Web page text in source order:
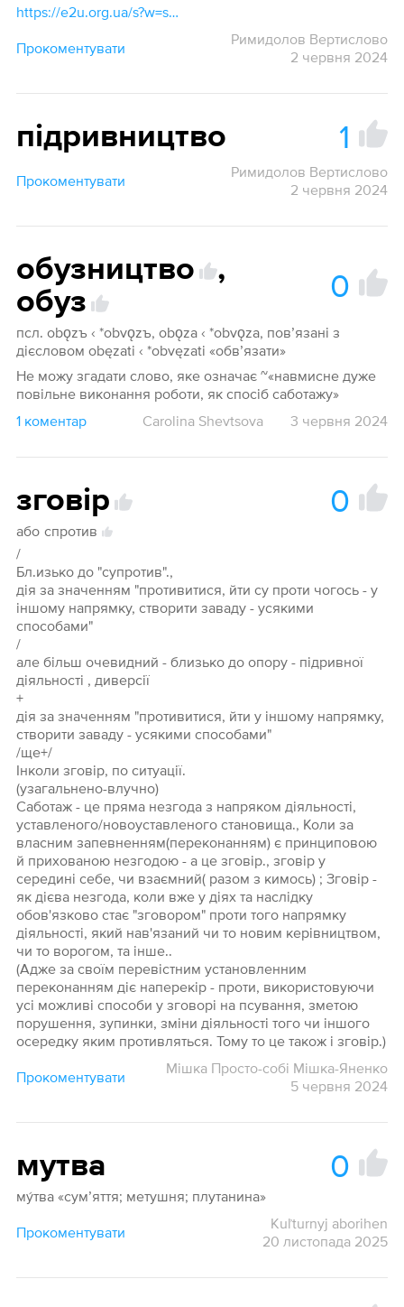
https://e2u.org.ua/s?w=sabotage &dicts=all&highlight=on&filter_lines=on
Прокоментувати
Римидолов Вертислово
2 червня 2024
підривництво 1
Прокоментувати
Римидолов Вертислово
2 червня 2024
обузництво
,
обуз
0
псл. obǫzъ ‹ *obvǫzъ, obǫza ‹ *obvǫza, пов’язані з
дієсловом obęzati ‹ *obvęzati «обв’язати»
Не можу згадати слово, яке означає ~«навмисне дуже
повільне виконання роботи, як спосіб саботажу»
1 коментар
Carolina Shevtsova 3 червня 2024
зговір 0
або спротив
/
Бл.изько до "супротив".,
дія за значенням "противитися, йти су проти чогось - у
іншому напрямку, створити заваду - усякими
способами"
/
але більш очевидний - близько до опору - підривної
діяльності , диверсії
+
дія за значенням "противитися, йти у іншому напрямку,
створити заваду - усякими способами"
/ще+/
Інколи зговір, по ситуації.
(узагальнено-влучно)
Саботаж - це пряма незгода з напряком діяльності,
уставленого/новоуставленого становища., Коли за
власним запевненням(переконанням) є принциповою
й прихованою незгодою - а це зговір., зговір у
середині себе, чи взаємний( разом з кимось) ; Зговір -
як дієва незгода, коли вже у діях та наслідку
обов'язково стає "зговором" проти того напрямку
діяльності, який нав'язаний чи то новим керівництвом,
чи то ворогом, та інше..
(Адже за своїм перевістним установленним
переконанням діє наперекір - проти, використовуючи
усі можливі способи у зговорі на псування, зметою
порушення, зупинки, зміни діяльності того чи іншого
осередку яким противляться. Тому то це також і зговір.)
Прокоментувати
Мішка Просто-собі Мішка-Яненко
5 червня 2024
мутва 0
му́тва «сум’яття; метушня; плутанина»
Прокоментувати
Kuľturnyj aborihen
20 листопада 2025